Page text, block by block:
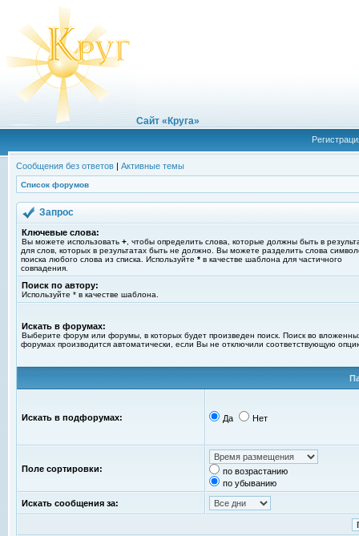
Сайт «Круга»
Сообщения без ответов | Активные темы
Список форумов
Запрос
Ключевые слова:
Вы можете использовать + , чтобы определить слова, которые должны быть в
для слов, которых в результатах быть не должно. Вы можете разделить слова
поиска любого слова из списка. Используйте * в качестве шаблона для частичного
совпадения.
Поиск по автору:
Используйте * в качестве шаблона.
Искать в форумах:
Выберите форум или форумы, в которых будет произведен поиск. Поиск во
форумах производится автоматически, если Вы не отключили соответствующую
Искать в подфорумах: Да Нет
Поле сортировки:
по возрастанию
по убыванию
Искать сообщения за: